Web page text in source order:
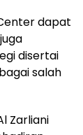
dapat
disertai
salah
Zarliani